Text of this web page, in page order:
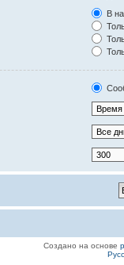
В
Создано на основе